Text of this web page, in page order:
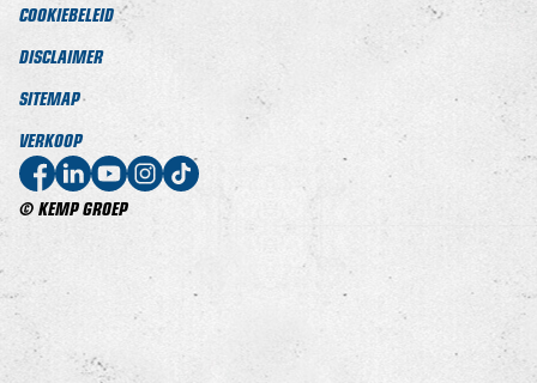
© KEMP GROEP
COOKIEBELEID
DISCLAIMER
SITEMAP
VERKOOP